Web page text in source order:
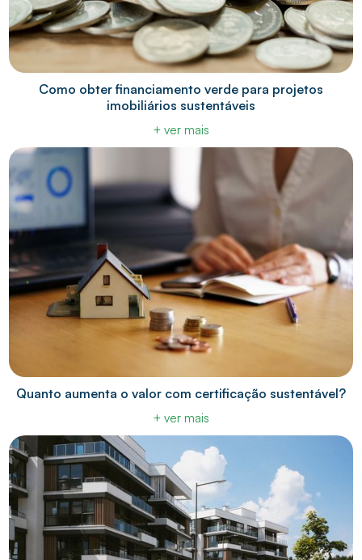
Como obter financiamento verde para projetos
imobiliários sustentáveis
+ ver mais
Quanto aumenta o valor com certificação sustentável?
+ ver mais